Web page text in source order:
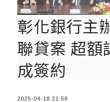
彰化銀行主
聯貸案 超額
成簽約
2025-04-18 21:58